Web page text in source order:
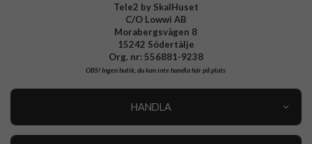
Tele2 by SkalHuset
C/O Lowwi AB
Morabergsvägen 8
15242 Södertälje
Org. nr: 556881-9238
OBS!Ingen butik, du kan inte handla här på plats
HANDLA